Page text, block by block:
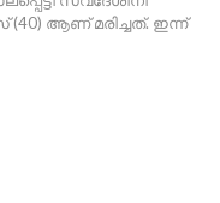
ആണ് മരിച്ചത്. ഇന്ന്